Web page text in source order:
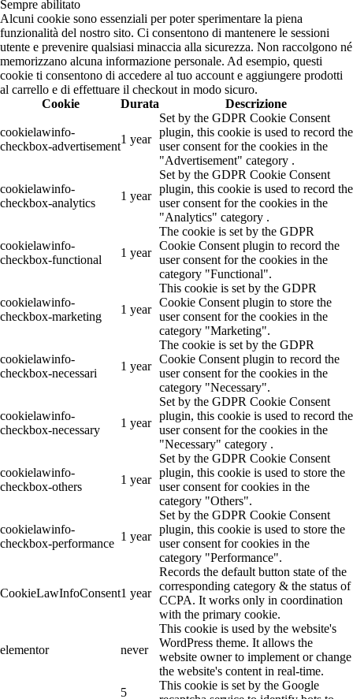
Sempre abilitato
Alcuni cookie sono essenziali per poter sperimentare la piena
funzionalità del nostro sito. Ci consentono di mantenere le sessioni
utente e prevenire qualsiasi minaccia alla sicurezza. Non raccolgono né
memorizzano alcuna informazione personale. Ad esempio, questi
cookie ti consentono di accedere al tuo account e aggiungere prodotti
al carrello e di effettuare il checkout in modo sicuro.
Cookie
Durata Descrizione
cookielawinfo-
checkbox-advertisement
1 year
Set by the GDPR Cookie Consent
plugin, this cookie is used to record the
user consent for the cookies in the
"Advertisement" category .
cookielawinfo-
checkbox-analytics
1 year
Set by the GDPR Cookie Consent
plugin, this cookie is used to record the
user consent for the cookies in the
"Analytics" category .
cookielawinfo-
checkbox-functional
1 year
The cookie is set by the GDPR
Cookie Consent plugin to record the
user consent for the cookies in the
category "Functional".
cookielawinfo-
checkbox-marketing
1 year
This cookie is set by the GDPR
Cookie Consent plugin to store the
user consent for the cookies in the
category "Marketing".
cookielawinfo-
checkbox-necessari
1 year
The cookie is set by the GDPR
Cookie Consent plugin to record the
user consent for the cookies in the
category "Necessary".
cookielawinfo-
checkbox-necessary
1 year
Set by the GDPR Cookie Consent
plugin, this cookie is used to record the
user consent for the cookies in the
"Necessary" category .
cookielawinfo-
checkbox-others
1 year
Set by the GDPR Cookie Consent
plugin, this cookie is used to store the
user consent for cookies in the
category "Others".
cookielawinfo-
checkbox-performance
1 year
Set by the GDPR Cookie Consent
plugin, this cookie is used to store the
user consent for cookies in the
category "Performance".
CookieLawInfoConsent1 year
Records the default button state of the
corresponding category & the status of
CCPA. It works only in coordination
with the primary cookie.
elementor never
This cookie is used by the website's
WordPress theme. It allows the
website owner to implement or change
the website's content in real-time.
5
This cookie is set by the Google